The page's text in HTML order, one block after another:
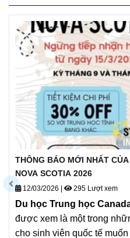
THÔNG BÁO MỚI NHẤT
NOVA SCOTIA 2026
12/03/2026 295 Lượt xem
Du học Trung học Canad
được xem là một trong
cho sinh viên quốc tế